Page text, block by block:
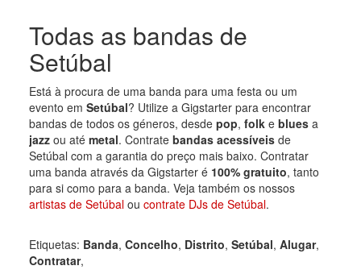
Todas as bandas de
Setúbal
Está à procura de uma banda para uma festa ou um
evento em Setúbal? Utilize a Gigstarter para encontrar
bandas de todos os géneros, desde pop, folke bluesa
jazzou até metal. Contrate bandas acessíveisde
Setúbal com a garantia do preço mais baixo. Contratar
uma banda através da Gigstarter é 100% gratuito, tanto
para si como para a banda. Veja também os nossos
artistas de Setúbalou contrate DJs de Setúbal.
Etiquetas: Banda, Concelho, Distrito, Setúbal, Alugar,
Contratar,